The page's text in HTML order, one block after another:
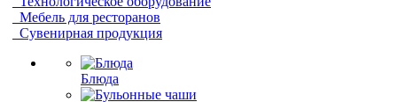
Мебель для ресторанов
Сувенирная продукция
Блюда